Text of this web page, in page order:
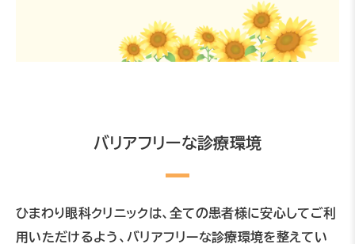
バリアフリーな診療環境
ひまわり眼科クリニックは、全ての患者様に安心してご利
用いただけるよう、バリアフリーな診療環境を整えてい